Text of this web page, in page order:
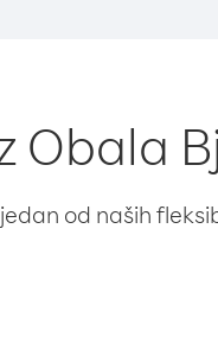
Obala
od naših